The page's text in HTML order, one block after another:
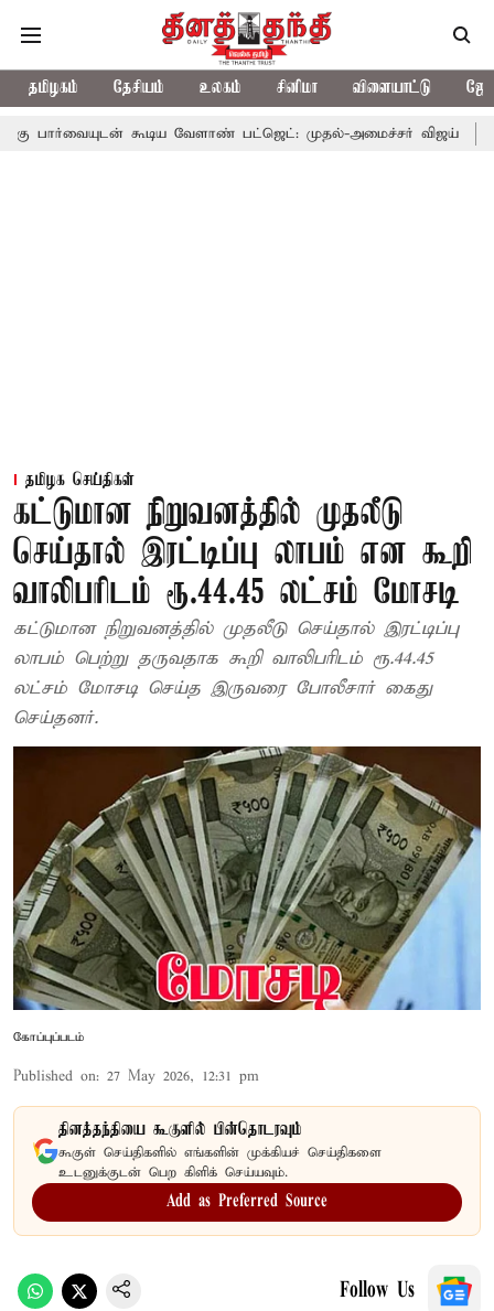
தமிழகம் தேசியம் உலகம் சினிமா விளையாட்டு
கூடிய வேளாண் பட்ஜெட்: முதல்-அமைச்சர் விஜய் தமிழக
தமிழக செய்திகள்
கட்டுமான நிறுவனத்தில் முதலீடு
செய்தால் இரட்டிப்பு லாபம் என கூறி
வாலிபரிடம் ரூ.44.45 லட்சம் மோசடி
கட்டுமான நிறுவனத்தில் முதலீடு செய்தால் இரட்டிப்பு
லாபம் பெற்று தருவதாக கூறி வாலிபரிடம் ரூ.44.45
லட்சம் மோசடி செய்த இருவரை போலீசார் கைது
செய்தனர்.
கோப்புப்படம்
Published on: 27 May 2026, 12:31 pm
தினத்தந்தியை கூகுளில் பின்தொடரவும்
கூகுள் செய்திகளில் எங்களின் முக்கியச் செய்திகளை
உடனுக்குடன் பெற கிளிக் செய்யவும்.
Add as Preferred Source
Follow Us